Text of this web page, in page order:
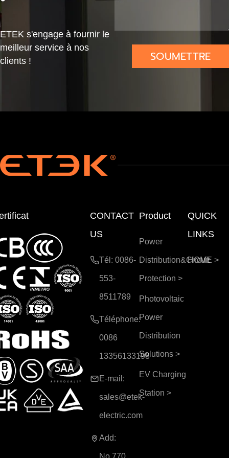
tifié
MID
ETEK s'engage à fournir le
meilleur service à nos
clients !
SOUMETTRE
CONTACT
US
Tél: 0086-
553-
8511789
Téléphone:
0086
13356133198
E-mail:
sales@etek-
electric.com
Add:
No.770,
Product
Power
Distribution&Circuit
Protection >
Photovoltaic
Power
Distribution
Solutions >
EV Charging
Station >
QUICK
LINKS
HOME >